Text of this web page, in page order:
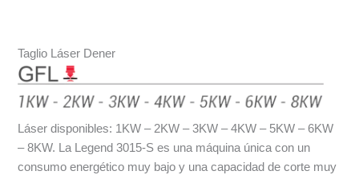
Taglio Láser Dener
Láser disponibles: 1KW – 2KW – 3KW – 4KW – 5KW – 6KW
– 8KW. La Legend 3015-S es una máquina única con un
consumo energético muy bajo y una capacidad de corte muy